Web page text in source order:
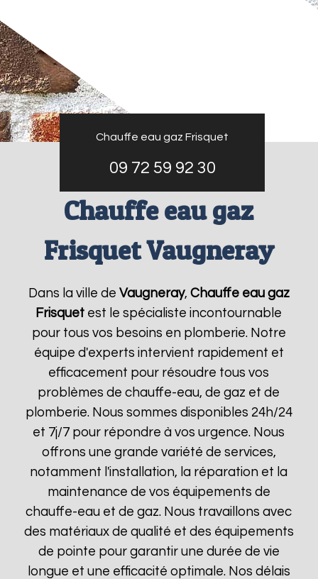
Chauffe eau gaz Frisquet
09 72 59 92 30
Chauffe eau gaz
Frisquet Vaugneray
Dans la ville de Vaugneray, Chauffe eau gaz
Frisquet est le spécialiste incontournable
pour tous vos besoins en plomberie. Notre
équipe d'experts intervient rapidement et
efficacement pour résoudre tous vos
problèmes de chauffe-eau, de gaz et de
plomberie. Nous sommes disponibles 24h/24
et 7j/7 pour répondre à vos urgence. Nous
offrons une grande variété de services,
notamment l'installation, la réparation et la
maintenance de vos équipements de
chauffe-eau et de gaz. Nous travaillons avec
des matériaux de qualité et des équipements
de pointe pour garantir une durée de vie
longue et une efficacité optimale. Nos délais